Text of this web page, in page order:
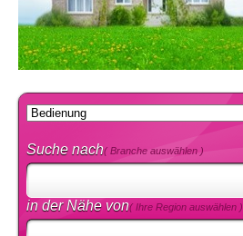
Suche nach( Branche auswählen )
in der Nähe von( Ihre Region auswählen )